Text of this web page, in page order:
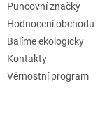
Puncovní značky
Hodnocení obchodu
Balíme ekologicky
Kontakty
Věrnostní program